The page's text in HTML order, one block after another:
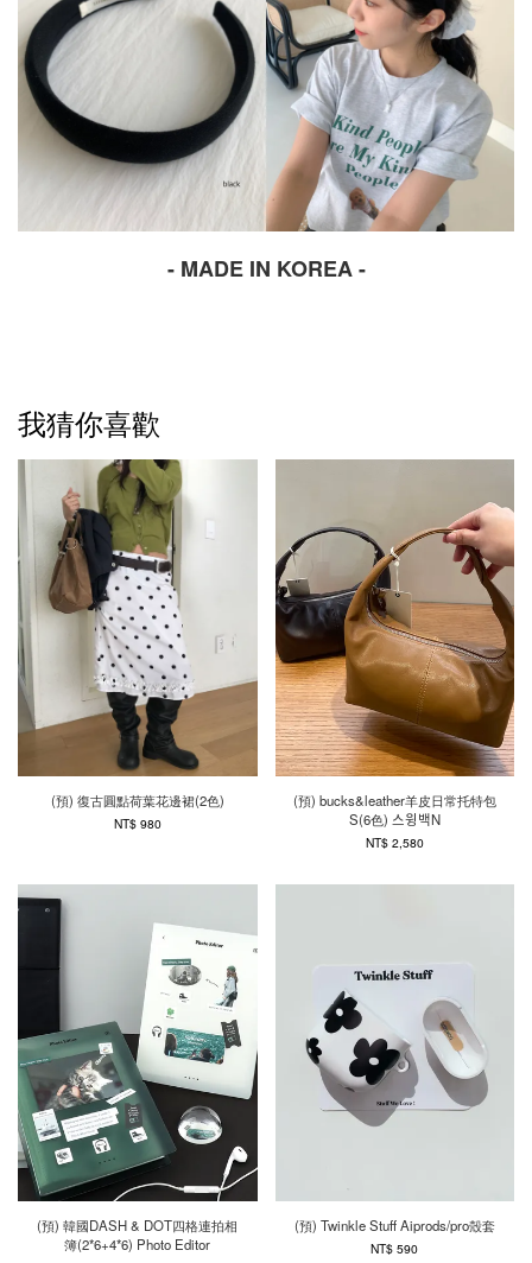
- MADE IN KOREA -
我猜你喜歡
(預) 復古圓點荷葉花邊裙(2色)
NT$ 980
(預) bucks&leather羊皮日常托特包
S(6色) 스윙백N
NT$ 2,580
(預) 韓國DASH & DOT四格連拍相
簿(2*6+4*6) Photo Editor
(預) Twinkle Stuff Aiprods/pro殼套
NT$ 590